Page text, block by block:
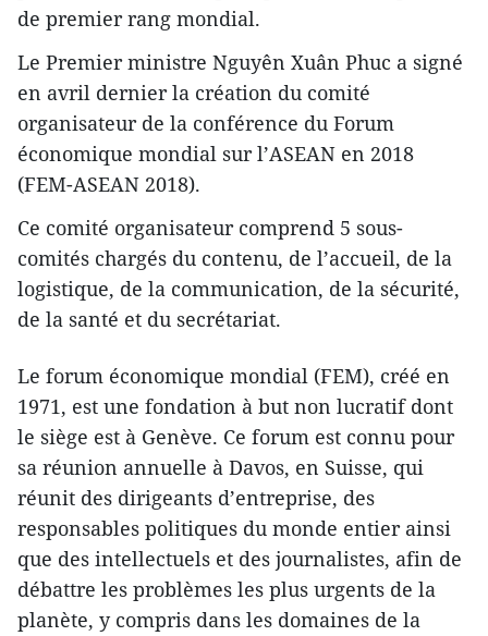
de premier rang mondial.
Le Premier ministre Nguyên Xuân Phuc a signé
en avril dernier la création du comité
organisateur de la conférence du Forum
économique mondial sur l’ASEAN en 2018
(FEM-ASEAN 2018).
Ce comité organisateur comprend 5 sous-
comités chargés du contenu, de l’accueil, de la
logistique, de la communication, de la sécurité,
de la santé et du secrétariat.
Le forum économique mondial (FEM), créé en
1971, est une fondation à but non lucratif dont
le siège est à Genève. Ce forum est connu pour
sa réunion annuelle à Davos, en Suisse, qui
réunit des dirigeants d’entreprise, des
responsables politiques du monde entier ainsi
que des intellectuels et des journalistes, afin de
débattre les problèmes les plus urgents de la
planète, y compris dans les domaines de la